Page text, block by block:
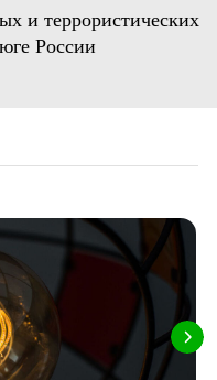
и террористических
России